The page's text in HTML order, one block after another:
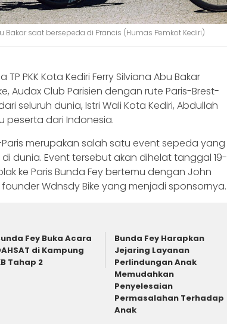
Bakar saat bersepeda di Prancis (Humas Pemkot Kediri)
TP PKK Kota Kediri Ferry Silviana Abu Bakar
Audax Club Parisien dengan rute Paris-Brest-
seluruh dunia, Istri Wali Kota Kediri, Abdullah
peserta dari Indonesia.
Paris merupakan salah satu event sepeda yang
dunia. Event tersebut akan dihelat tanggal 19-
ke Paris Bunda Fey bertemu dengan John
Wdnsdy Bike yang menjadi sponsornya.
Fey Buka Acara
di Kampung
Tahap 2
Bunda Fey Harapkan
Jejaring Layanan
Perlindungan Anak
Memudahkan
Penyelesaian
Permasalahan Terhadap
Anak